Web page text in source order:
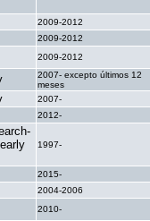
2009-2012
2009-2012
2009-2012
2007- excepto últimos 12
meses
2007-
2012-
1997-
2015-
2004-2006
2010-